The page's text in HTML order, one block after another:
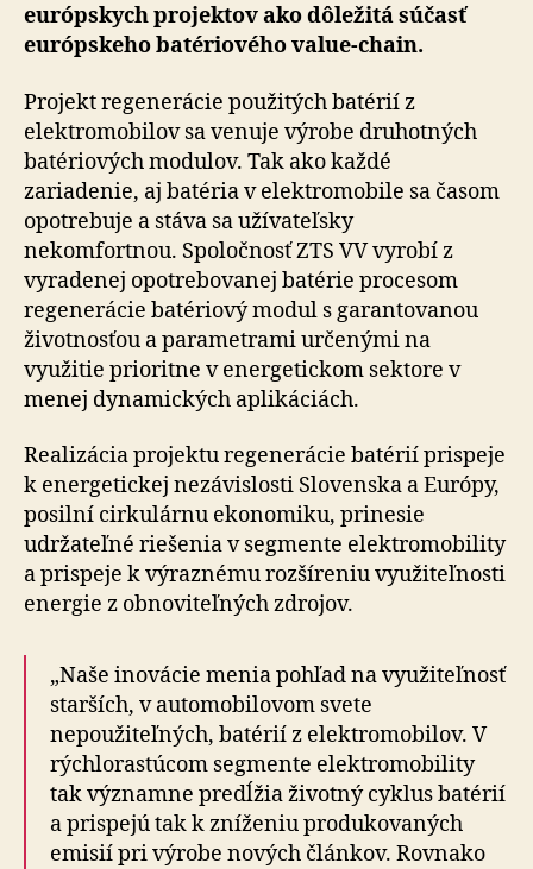
európskych projektov ako dôležitá súčasť
európskeho batériového value-chain.
Projekt regenerácie použitých batérií z
elektromobilov sa venuje výrobe druhotných
batériových modulov. Tak ako každé
zariadenie, aj batéria v elektromobile sa časom
opotrebuje a stáva sa užívateľsky
nekomfortnou. Spoločnosť ZTS VV vyrobí z
vyradenej opotrebovanej batérie procesom
regenerácie batériový modul s garantovanou
životnosťou a parametrami určenými na
využitie prioritne v energetickom sektore v
menej dynamických aplikáciách.
Realizácia projektu regenerácie batérií prispeje
k energetickej nezávislosti Slovenska a Európy,
posilní cirkulárnu ekonomiku, prinesie
udržateľné riešenia v segmente elektromobility
a prispeje k výraznému rozšíreniu využiteľnosti
energie z obnoviteľných zdrojov.
„Naše inovácie menia pohľad na využiteľnosť
starších, v automobilovom svete
nepoužiteľných, batérií z elektromobilov. V
rýchlorastúcom segmente elektromobility
tak významne predĺžia životný cyklus batérií
a prispejú tak k zníženiu produkovaných
emisií pri výrobe nových článkov. Rovnako